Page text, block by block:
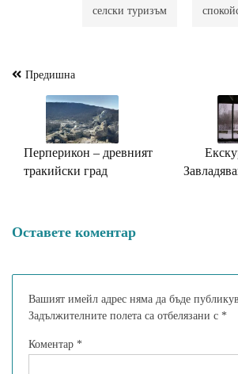
селски туризъм
Навигация
Предишна
Перперикон – древният
тракийски град
Оставете коментар
Вашият имейл адрес няма да бъде
Задължителните полета са отбелязани с *
Коментар *